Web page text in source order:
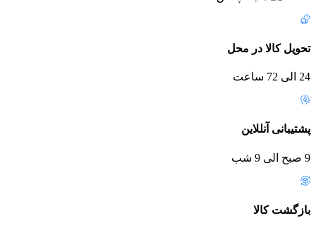
تحویل کالا در محل
24 الی 72 ساعت
پشتیبانی آنللاین
9 صبح الی 9 شب
بازگشت کالا